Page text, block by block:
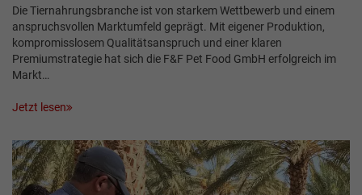
Die Tiernahrungsbranche ist von starkem Wettbewerb und einem
anspruchsvollen Markt­umfeld geprägt. Mit eigener Produktion,
kompromisslosem Qualitätsanspruch und einer klaren
Premiumstrategie hat sich die F&F Pet Food GmbH erfolgreich im
Markt…
Jetzt lesen